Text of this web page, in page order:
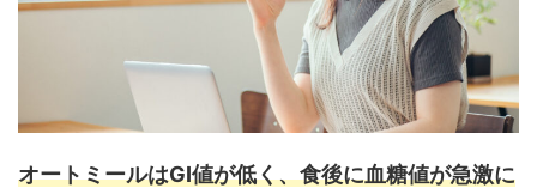
オートミールはGI値が低く、食後に血糖値が急激に